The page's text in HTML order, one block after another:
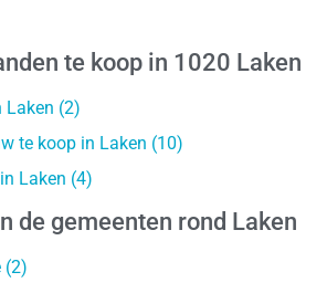
te koop in 1020 Laken
Laken (2)
te koop in Laken (10)
Laken (4)
de gemeenten rond Laken
(2)